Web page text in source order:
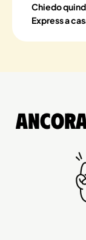
Chiedo
Express a